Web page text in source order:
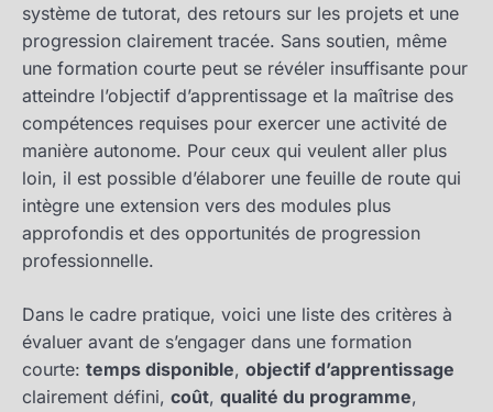
système de tutorat, des retours sur les projets et une
progression clairement tracée. Sans soutien, même
une formation courte peut se révéler insuffisante pour
atteindre l’objectif d’apprentissage et la maîtrise des
compétences requises pour exercer une activité de
manière autonome. Pour ceux qui veulent aller plus
loin, il est possible d’élaborer une feuille de route qui
intègre une extension vers des modules plus
approfondis et des opportunités de progression
professionnelle.
Dans le cadre pratique, voici une liste des critères à
évaluer avant de s’engager dans une formation
courte: temps disponible, objectif d’apprentissage
clairement défini, coût, qualité du programme,